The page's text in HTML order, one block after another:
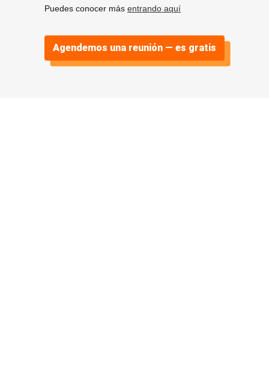
Puedes conocer más entrando aquí
Agendemos una reunión — es gratis